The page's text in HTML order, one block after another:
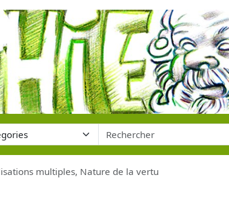
multiples, Nature de la vertu